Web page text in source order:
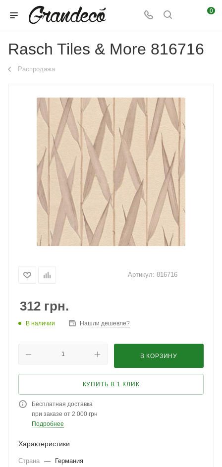
0
Rasch Tiles & More 816716
Распродажа
Артикул: 816716
312 грн.
В наличии Нашли дешевле?
В КОРЗИНУ
КУПИТЬ В 1 КЛИК
Бесплатная доставка
при заказе от 2 000 грн
Подробнее
Характеристики
Страна —
Германия